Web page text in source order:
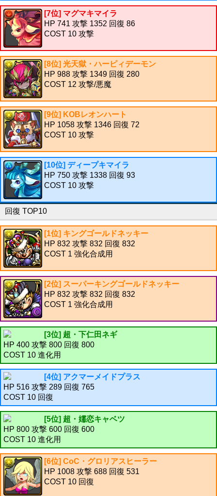
[7位] マグマキマイラ
HP 741 攻撃 1352 回復 86
COST 10 攻撃
[8位] 光天獄・ハーピィデーモン
HP 988 攻撃 1349 回復 280
COST 12 攻撃/悪魔
[9位] KOBレオンハート
HP 1058 攻撃 1346 回復 72
COST 10 攻撃
[10位] ディープキマイラ
HP 750 攻撃 1338 回復 93
COST 10 攻撃
回復 TOP10
[1位] キングゴールドネッキー
HP 832 攻撃 832 回復 832
COST 1 強化合成用
[2位] スーパーキングゴールドネッキー
HP 832 攻撃 832 回復 832
COST 1 強化合成用
[3位] 超・下仁田ネギ
HP 400 攻撃 800 回復 800
COST 10 進化用
[4位] アクマーメイドプラス
HP 516 攻撃 289 回復 765
COST 10 回復
[5位] 超・嬬恋キャベツ
HP 800 攻撃 600 回復 600
COST 10 進化用
[6位] CoC・グロリアスヒーラー
HP 1008 攻撃 688 回復 531
COST 10 回復